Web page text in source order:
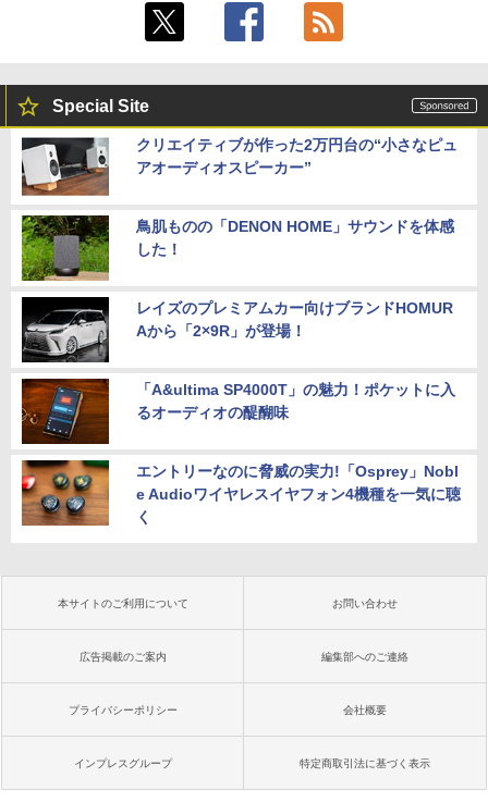
Special Site
クリエイティブが作った2万円台の“小さなピュ
アオーディオスピーカー”
鳥肌ものの「DENON HOME」サウンドを体感
した！
レイズのプレミアムカー向けブランドHOMUR
Aから「2×9R」が登場！
「A&ultima SP4000T」の魅力！ポケットに入
るオーディオの醍醐味
エントリーなのに脅威の実力!「Osprey」Nobl
e Audioワイヤレスイヤフォン4機種を一気に聴
く
本サイトのご利用について お問い合わせ
広告掲載のご案内 編集部へのご連絡
プライバシーポリシー 会社概要
インプレスグループ 特定商取引法に基づく表示